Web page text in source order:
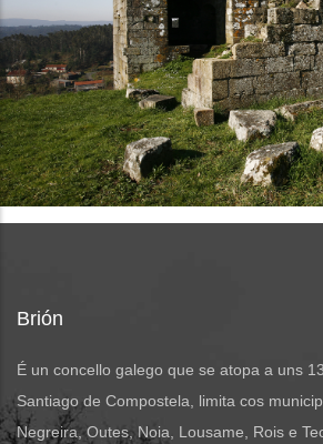
Brión
É un concello galego que se atopa a uns
Santiago de Compostela, limita cos
Negreira, Outes, Noia, Lousame, Rois e